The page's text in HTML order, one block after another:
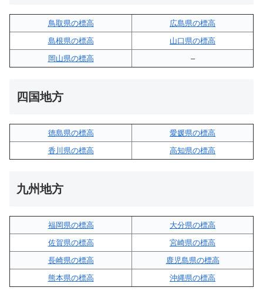
鳥取県の標高
広島県の標高
島根県の標高
山口県の標高
岡山県の標高
–
四国地方
徳島県の標高
愛媛県の標高
香川県の標高
高知県の標高
九州地方
福岡県の標高
大分県の標高
佐賀県の標高
宮崎県の標高
長崎県の標高
鹿児島県の標高
熊本県の標高
沖縄県の標高